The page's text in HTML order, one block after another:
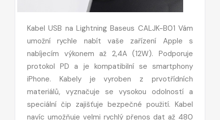
Kabel USB na Lightning Baseus CALJK-B01 Vám
umožní rychle nabít vaše zařízení Apple s
nabíjecím výkonem až 2,4A (12W). Podporuje
protokol PD a je kompatibilní se smartphony
iPhone. Kabely je vyroben z prvotřídních
materiálů, vyznačuje se vysokou odolností a
speciální čip zajišťuje bezpečné použití. Kabel
navíc umožňuje velmi rychlý přenos dat až 480